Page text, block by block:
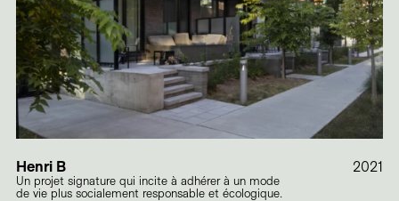
Henri B
Un projet signature qui incite à adhérer à un mode
de vie plus socialement responsable et écologique.
2021